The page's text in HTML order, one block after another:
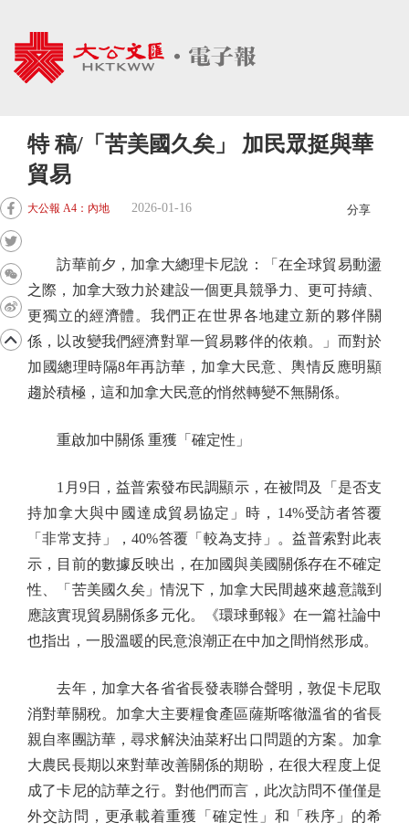
特 稿/「苦美國久矣」 加民眾挺與華
貿易
大公報 A4：內地 2026-01-16 分享
訪華前夕，加拿大總理卡尼說：「在全球貿易動盪
之際，加拿大致力於建設一個更具競爭力、更可持續、
更獨立的經濟體。我們正在世界各地建立新的夥伴關
係，以改變我們經濟對單一貿易夥伴的依賴。」而對於
加國總理時隔8年再訪華，加拿大民意、輿情反應明顯
趨於積極，這和加拿大民意的悄然轉變不無關係。
重啟加中關係 重獲「確定性」
1月9日，益普索發布民調顯示，在被問及「是否支
持加拿大與中國達成貿易協定」時，14%受訪者答覆
「非常支持」，40%答覆「較為支持」。益普索對此表
示，目前的數據反映出，在加國與美國關係存在不確定
性、「苦美國久矣」情況下，加拿大民間越來越意識到
應該實現貿易關係多元化。《環球郵報》在一篇社論中
也指出，一股溫暖的民意浪潮正在中加之間悄然形成。
去年，加拿大各省省長發表聯合聲明，敦促卡尼取
消對華關稅。加拿大主要糧食產區薩斯喀徹溫省的省長
親自率團訪華，尋求解決油菜籽出口問題的方案。加拿
大農民長期以來對華改善關係的期盼，在很大程度上促
成了卡尼的訪華之行。對他們而言，此次訪問不僅僅是
外交訪問，更承載着重獲「確定性」和「秩序」的希